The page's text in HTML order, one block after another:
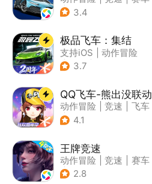
| 狂野飙车
3.4
极品飞车：集结
支持iOS
动作冒险
| 竞速
3.7
QQ飞车-熊出没联动
动作冒险 竞速
飞车
| 漂移
4.1
王牌竞速
动作冒险 竞速
赛车
| 漂移
2.8